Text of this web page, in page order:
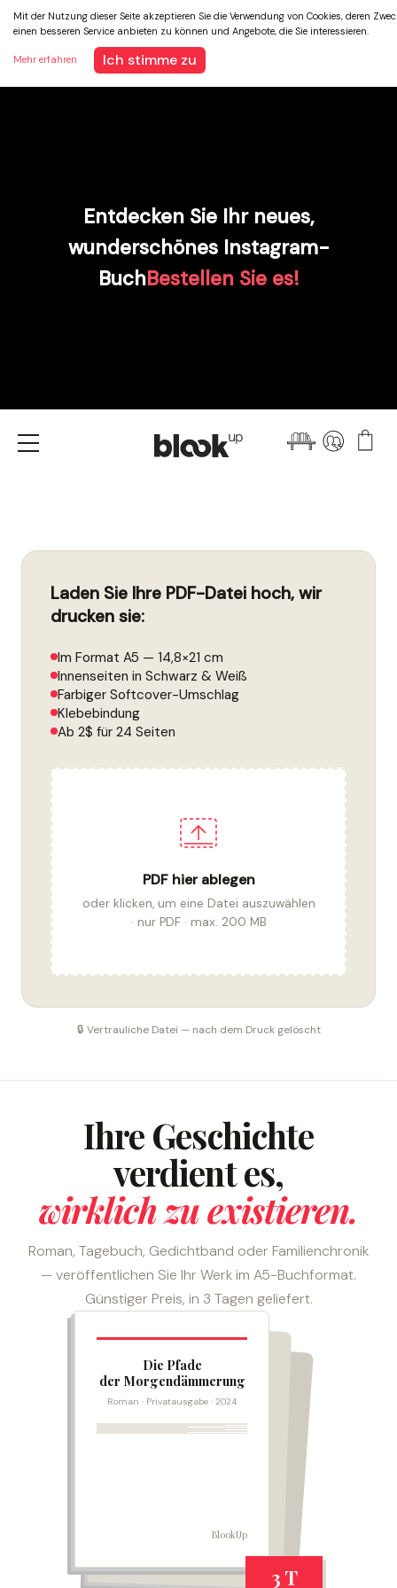
Mit der Nutzung dieser Seite akzeptieren Sie die Verwendung von Cookies, deren
einen besseren Service anbieten zu können und Angebote, die Sie interessieren.
Mehr erfahren Ich stimme zu
Entdecken Sie Ihr neues,
wunderschönes Instagram-
BuchBestellen Sie es!
Menü
Laden Sie Ihre PDF-Datei hoch, wir
drucken sie:
Im Format A5 — 14,8×21 cm
Innenseiten in Schwarz & Weiß
Farbiger Softcover-Umschlag
Klebebindung
Ab 2$ für 24 Seiten
PDF hier ablegen
oder klicken, um eine Datei auszuwählen
· nur PDF · max. 200 MB
🔒 Vertrauliche Datei — nach dem Druck gelöscht
Ihre Geschichte
verdient es,
wirklich zu existieren.
Roman, Tagebuch, Gedichtband oder Familienchronik
— veröffentlichen Sie Ihr Werk im A5-Buchformat.
Günstiger Preis, in 3 Tagen geliefert.
Die Pfade
der Morgendämmerung
Roman · Privatausgabe · 2024
BlookUp
3 T